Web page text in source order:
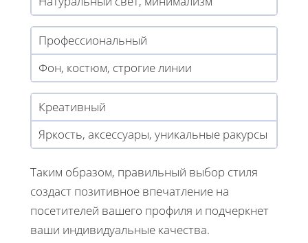
Профессиональный
Фон, костюм, строгие линии
Креативный
Яркость, аксессуары, уникальные ракурсы
Таким образом, правильный выбор стиля
создаст позитивное впечатление на
посетителей вашего профиля и подчеркнет
ваши индивидуальные качества.